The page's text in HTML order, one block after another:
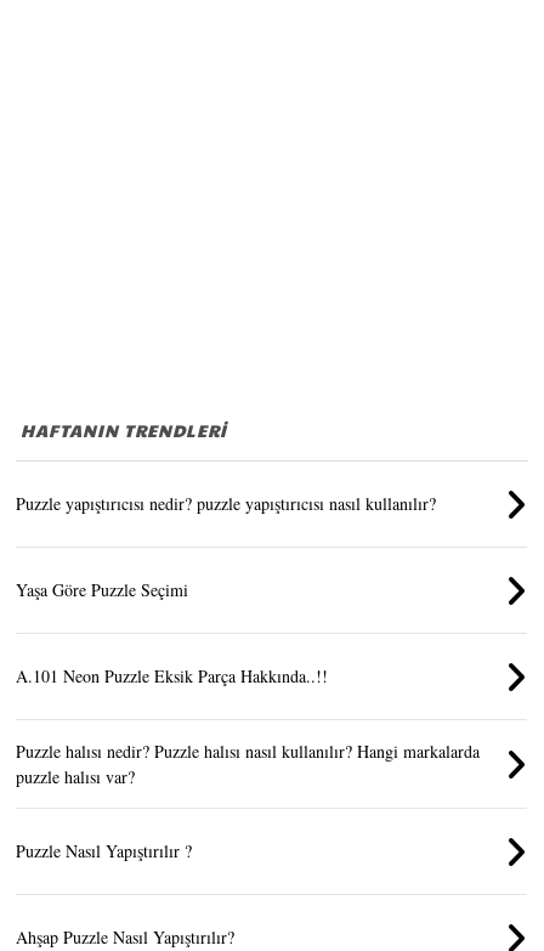
HAFTANIN TRENDLERİ
Puzzle yapıştırıcısı nedir? puzzle yapıştırıcısı nasıl kullanılır?
Yaşa Göre Puzzle Seçimi
A.101 Neon Puzzle Eksik Parça Hakkında..!!
Puzzle halısı nedir? Puzzle halısı nasıl kullanılır? Hangi markalarda
puzzle halısı var?
Puzzle Nasıl Yapıştırılır ?
Ahşap Puzzle Nasıl Yapıştırılır?